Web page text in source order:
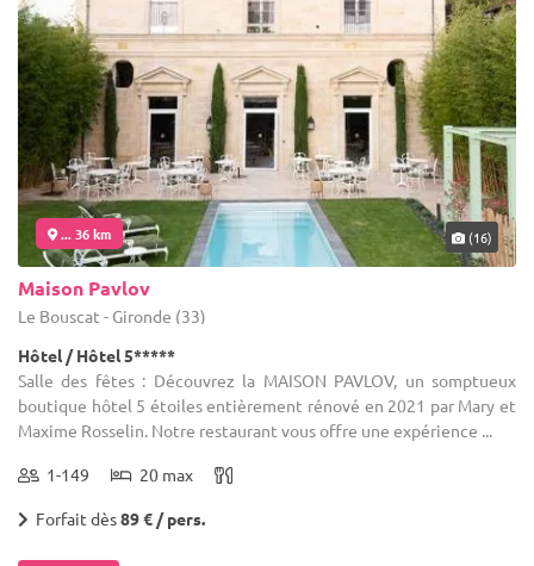
... 36 km (16)
Maison Pavlov
Le Bouscat - Gironde (33)
Hôtel / Hôtel 5*****
Salle des fêtes : Découvrez la MAISON PAVLOV, un somptueux
boutique hôtel 5 étoiles entièrement rénové en 2021 par Mary et
Maxime Rosselin. Notre restaurant vous offre une expérience ...
1-149 20 max
Forfait dès89 € / pers.